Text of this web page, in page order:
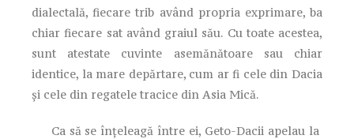
dialectală, fiecare trib având propria exprimare, ba
chiar fiecare sat având graiul său. Cu toate acestea,
sunt atestate cuvinte asemănătoare sau chiar
identice, la mare depărtare, cum ar fi cele din Dacia
și cele din regatele tracice din Asia Mică.
Ca să se înțeleagă între ei, Geto-Dacii apelau la